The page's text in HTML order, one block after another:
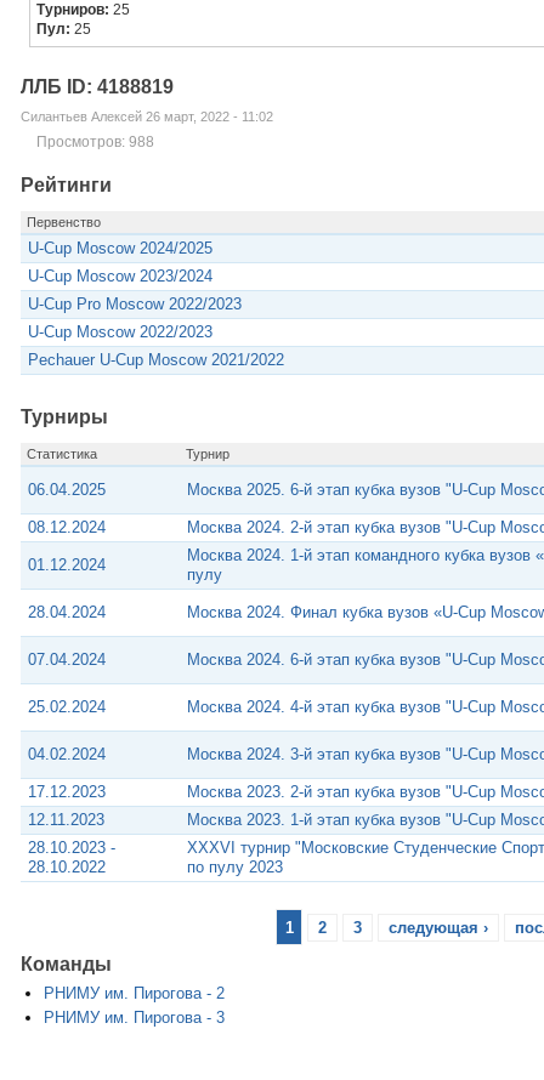
Турниров:25
Пул:25
ЛЛБ ID: 4188819
Силантьев Алексей 26 март, 2022 - 11:02
Просмотров: 988
Рейтинги
Первенство
U-Cup Moscow 2024/2025
U-Cup Moscow 2023/2024
U-Cup Pro Moscow 2022/2023
U-Cup Moscow 2022/2023
Pechauer U-Cup Moscow 2021/2022
Турниры
Статистика Турнир
06.04.2025 Москва 2025. 6-й этап кубка вузов "U-Cup
08.12.2024 Москва 2024. 2-й этап кубка вузов "U-Cup
01.12.2024
Москва 2024. 1-й этап командного кубка вузов
пулу
28.04.2024 Москва 2024. Финал кубка вузов «U-Cup
07.04.2024 Москва 2024. 6-й этап кубка вузов "U-Cup
25.02.2024 Москва 2024. 4-й этап кубка вузов "U-Cup
04.02.2024 Москва 2024. 3-й этап кубка вузов "U-Cup
17.12.2023
Москва 2023. 2-й этап кубка вузов "U-Cup
12.11.2023
Москва 2023. 1-й этап кубка вузов "U-Cup
28.10.2023 -
28.10.2022
XXXVI турнир "Московские Студенческие
по пулу 2023
1 2 3 следующая ›
Команды
РНИМУ им. Пирогова - 2
РНИМУ им. Пирогова - 3